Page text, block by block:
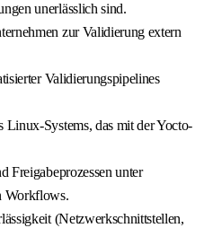
unerlässlich sind.
zur Validierung extern
Validierungspipelines
Linux-Systems, das mit der Yocto-
Freigabeprozessen unter
Workflows.
(Netzwerkschnittstellen,